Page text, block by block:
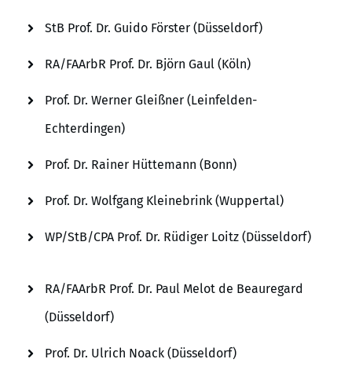
StB Prof. Dr. Guido Förster (Düsseldorf)
RA/FAArbR Prof. Dr. Björn Gaul (Köln)
Prof. Dr. Werner Gleißner (Leinfelden-
Echterdingen)
Prof. Dr. Rainer Hüttemann (Bonn)
Prof. Dr. Wolfgang Kleinebrink (Wuppertal)
WP/StB/CPA Prof. Dr. Rüdiger Loitz (Düsseldorf)
RA/FAArbR Prof. Dr. Paul Melot de Beauregard
(Düsseldorf)
Prof. Dr. Ulrich Noack (Düsseldorf)